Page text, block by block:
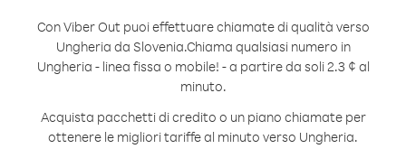
Con Viber Out puoi effettuare chiamate di qualità verso
Ungheria da Slovenia.Chiama qualsiasi numero in
Ungheria - linea fissa o mobile! - a partire da soli 2.3 ¢ al
minuto.
Acquista pacchetti di credito o un piano chiamate per
ottenere le migliori tariffe al minuto verso Ungheria.